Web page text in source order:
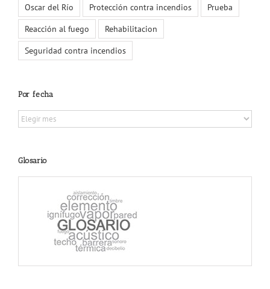
Oscar del Río
Protección contra incendios
Prueba
Reacción al fuego
Rehabilitacion
Seguridad contra incendios
Por fecha
Por
fecha
Glosario